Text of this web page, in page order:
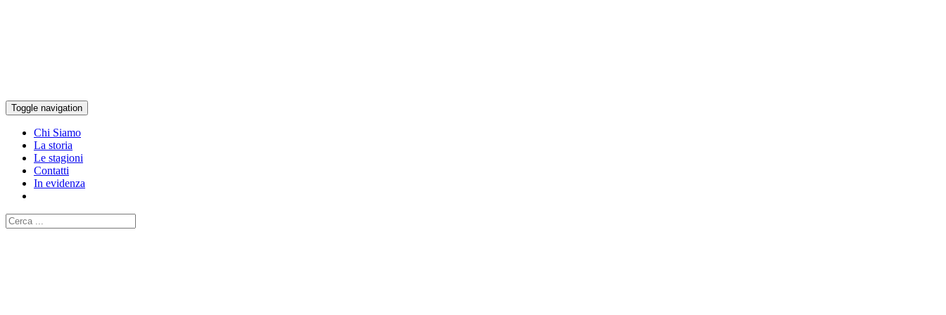
Toggle navigation
Chi Siamo
La storia
Le stagioni
Contatti
In evidenza